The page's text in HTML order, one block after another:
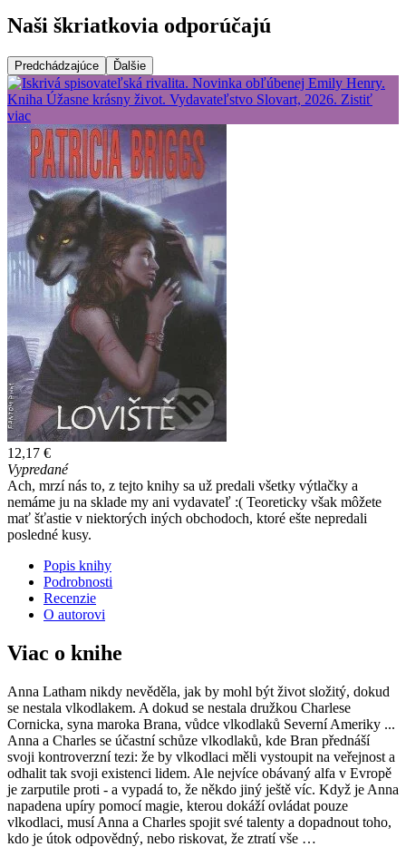
Naši škriatkovia odporúčajú
Predchádzajúce Ďalšie
12,17 €
Vypredané
Ach, mrzí nás to, z tejto knihy sa už predali všetky výtlačky a
nemáme ju na sklade my ani vydavateľ :( Teoreticky však môžete
mať šťastie v niektorých iných obchodoch, ktoré ešte nepredali
posledné kusy.
Popis knihy
Podrobnosti
Recenzie
O autorovi
Viac o knihe
Anna Latham nikdy nevěděla, jak by mohl být život složitý, dokud
se nestala vlkodlakem. A dokud se nestala družkou Charlese
Cornicka, syna maroka Brana, vůdce vlkodlaků Severní Ameriky ...
Anna a Charles se účastní schůze vlkodlaků, kde Bran přednáší
svoji kontroverzní tezi: že by vlkodlaci měli vystoupit na veřejnost a
odhalit tak svoji existenci lidem. Ale nejvíce obávaný alfa v Evropě
je zarputile proti - a vypadá to, že někdo jiný ještě víc. Když je Anna
napadena upíry pomocí magie, kterou dokáží ovládat pouze
vlkodlaci, musí Anna a Charles spojit své talenty a dopadnout toho,
kdo je útok odpovědný, nebo riskovat, že ztratí vše …